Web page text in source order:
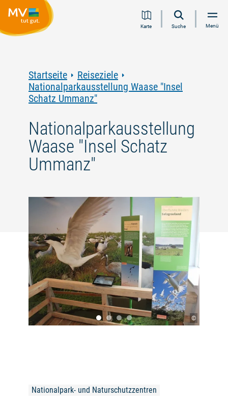
Inhalt
Navigation
Volltextsuche
FooterKarte Suche Menü
Startseite
Reiseziele
Nationalparkausstellung Waase "Insel
Schatz Ummanz"
Nationalparkausstellung
Waase "Insel Schatz
Ummanz"
©
Nationalpark- und Naturschutzzentren